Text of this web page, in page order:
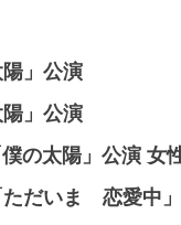
」公演
」公演
の太陽」公演 女
ただいま 恋愛中